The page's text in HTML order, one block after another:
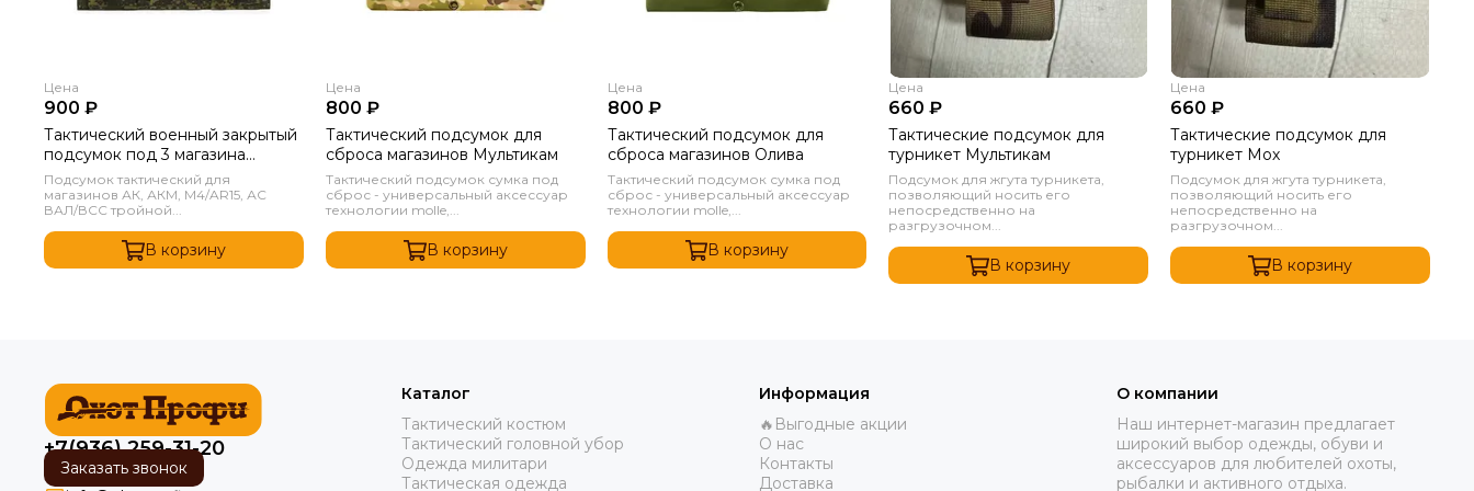
Цена
900 ₽
Тактический военный закрытый
подсумок под 3 магазина
Пиксель
Подсумок тактический для
магазинов АК, АКМ, M4/AR15, АС
ВАЛ/ВСС тройной...
В корзину
Цена
800 ₽
Тактический подсумок для
сброса магазинов Мультикам
Тактический подсумок сумка под
сброс - универсальный аксессуар
технологии molle,...
В корзину
Цена
800 ₽
Тактический подсумок для
сброса магазинов Олива
Тактический подсумок сумка под
сброс - универсальный аксессуар
технологии molle,...
В корзину
Цена
660 ₽
Тактические подсумок для
турникет Мультикам
Подсумок для жгута турникета,
позволяющий носить его
непосредственно на
разгрузочном...
В корзину
Цена
660 ₽
Тактические подсумок для
турникет Мох
Подсумок для жгута турникета,
позволяющий носить его
непосредственно на
разгрузочном...
В корзину
+7(936) 259-31-20
Заказать звонок
Каталог
Тактический костюм
Тактический головной убор
Одежда милитари
Тактическая одежда
Информация
🔥Выгодные акции
О нас
Контакты
Доставка
О компании
Наш интернет-магазин предлагает
широкий выбор одежды, обуви и
аксессуаров для любителей охоты,
рыбалки и активного отдыха.